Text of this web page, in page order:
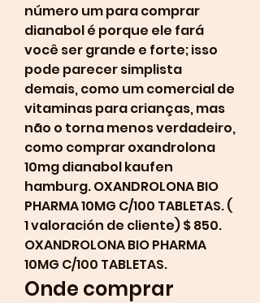
número um para comprar
dianabol é porque ele fará
você ser grande e forte; isso
pode parecer simplista
demais, como um comercial de
vitaminas para crianças, mas
não o torna menos verdadeiro,
como comprar oxandrolona
10mg dianabol kaufen
hamburg. OXANDROLONA BIO
PHARMA 10MG C/100 TABLETAS. (
1 valoración de cliente) $ 850.
OXANDROLONA BIO PHARMA
10MG C/100 TABLETAS.
Onde comprar